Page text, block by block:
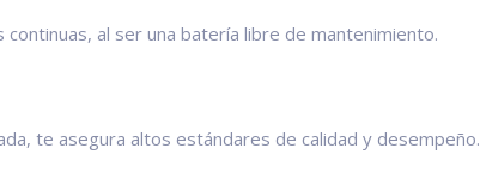
al ser una batería libre de mantenimiento.
te asegura altos estándares de calidad y desempeño.